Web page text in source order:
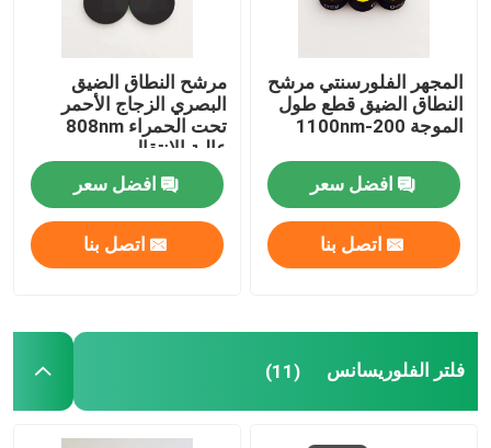
المجهر الفلورسنتي مرشح
النطاق الضيق قطع طول
الموجة 200-1100nm
افضل سعر
اتصل بنا
مرشح النطاق الضيق
البصري الزجاج الأحمر
تحت الحمراء 808nm
عالية الانتقال
افضل سعر
اتصل بنا
فلتر الفلوريسانس (11)